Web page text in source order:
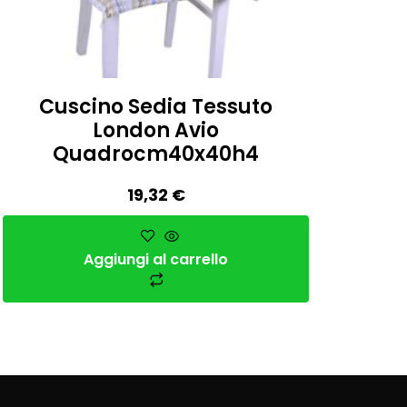
Cuscino Sedia Tessuto
London Avio
Quadrocm40x40h4
19,32 €
Aggiungi al carrello